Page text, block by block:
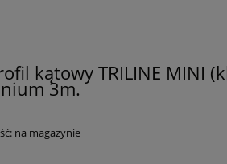
kątowy TRILINE MINI
3m.
na magazynie